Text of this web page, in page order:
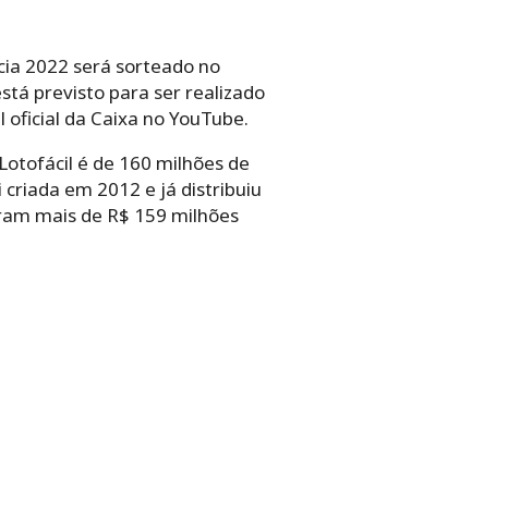
2022 será sorteado no
previsto para ser realizado
da Caixa no YouTube.
é de 160 milhões de
em 2012 e já distribuiu
mais de R$ 159 milhões